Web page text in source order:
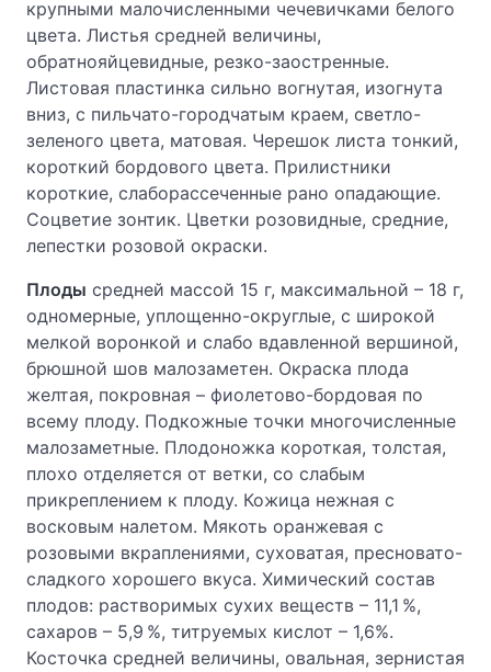
крупными малочисленными чечевичками белого
цвета. Листья средней величины,
обратнояйцевидные, резко-заостренные.
Листовая пластинка сильно вогнутая, изогнута
вниз, с пильчато-городчатым краем, светло-
зеленого цвета, матовая. Черешок листа тонкий,
короткий бордового цвета. Прилистники
короткие, слаборассеченные рано опадающие.
Соцветие зонтик. Цветки розовидные, средние,
лепестки розовой окраски.
Плоды средней массой 15 г, максимальной – 18 г,
одномерные, уплощенно-округлые, с широкой
мелкой воронкой и слабо вдавленной вершиной,
брюшной шов малозаметен. Окраска плода
желтая, покровная – фиолетово-бордовая по
всему плоду. Подкожные точки многочисленные
малозаметные. Плодоножка короткая, толстая,
плохо отделяется от ветки, со слабым
прикреплением к плоду. Кожица нежная с
восковым налетом. Мякоть оранжевая с
розовыми вкраплениями, суховатая, пресновато-
сладкого хорошего вкуса. Химический состав
плодов: растворимых сухих веществ – 11,1 %,
сахаров – 5,9 %, титруемых кислот – 1,6%.
Косточка средней величины, овальная, зернистая